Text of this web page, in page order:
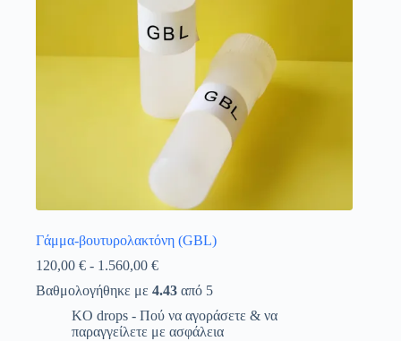
Γάμμα-βουτυρολακτόνη (GBL)
120,00 € - 1.560,00 €Εύρος
120,00 €
έως
1.560,00 €
Βαθμολογήθηκε με 4.43 από 5
KO drops - Πού να αγοράσετε & να
παραγγείλετε με ασφάλεια